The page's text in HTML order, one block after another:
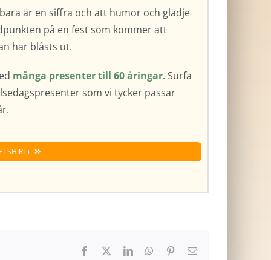
är en siffra och att humor och glädje
på en fest som kommer att
har blåsts ut.
många presenter till 60 åringar. Surfa
som vi tycker passar
Facebook LinkedInWhatsApp
Pinterest
E-